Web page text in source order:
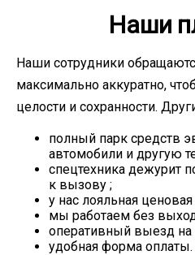
Наши
Наши сотрудники
максимально аккуратно,
целости и сохранности.
полный парк средств
автомобили и другую
спецтехника дежурит
к вызову ;
у нас лояльная
мы работаем без
оперативный выезд
удобная форма оплаты.